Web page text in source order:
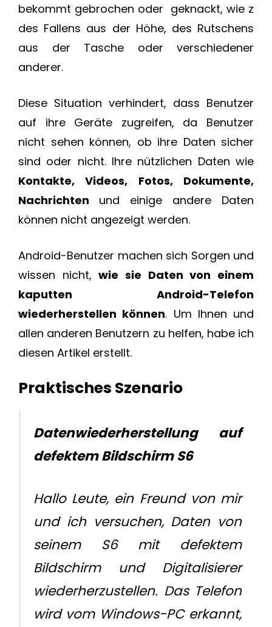
bekommt gebrochen oder geknackt, wie z
des Fallens aus der Höhe, des Rutschens
aus der Tasche oder verschiedener
anderer.
Diese Situation verhindert, dass Benutzer
auf ihre Geräte zugreifen, da Benutzer
nicht sehen können, ob ihre Daten sicher
sind oder nicht. Ihre nützlichen Daten wie
Kontakte, Videos, Fotos, Dokumente,
Nachrichten und einige andere Daten
können nicht angezeigt werden.
Android-Benutzer machen sich Sorgen und
wissen nicht,wie sie Daten von einem
kaputten Android-Telefon
wiederherstellen können. Um Ihnen und
allen anderen Benutzern zu helfen, habe ich
diesen Artikel erstellt.
Praktisches Szenario
Datenwiederherstellung auf
defektem Bildschirm S6
Hallo Leute, ein Freund von mir
und ich versuchen, Daten von
seinem S6 mit defektem
Bildschirm und Digitalisierer
wiederherzustellen. Das Telefon
wird vom Windows-PC erkannt,